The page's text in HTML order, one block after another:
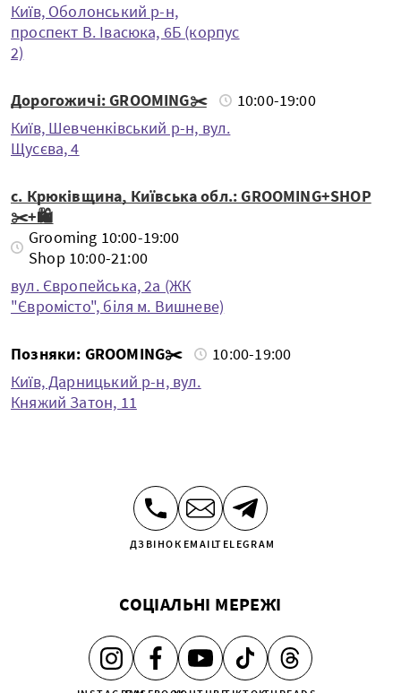
Київ, Оболонський р-н,
проспект В. Івасюка, 6Б (корпус
2)
Дорогожичі: GROOMING✂️
10:00-19:00
Київ, Шевченкiвський р-н, вул.
Щусєва, 4
с. Крюківщина, Київська обл.: GROOMING+SHOP
✂️+🛍️
Grooming 10:00-19:00
Shop 10:00-21:00
вул. Європейська, 2а (ЖК
"Євромісто", біля м. Вишневе)
Позняки: GROOMING✂️
10:00-19:00
Київ, Дарницький р-н, вул.
Княжий Затон, 11
ДЗВІНОК EMAILTELEGRAM
СОЦІАЛЬНІ МЕРЕЖІ